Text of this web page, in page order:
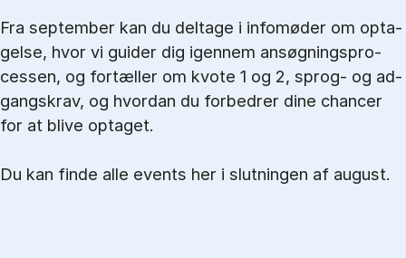
Fra september kan du del­tage i in­fo­mø­der om op­ta­
gel­se, hvor vi gu­i­der dig igen­nem an­søg­nings­pro­
ces­sen, og for­tæl­ler om kvo­te 1 og 2, sprog- og ad­
gangs­krav, og hvordan du forbedrer dine chancer
for at blive optaget.
Du kan finde alle events her i slutningen af august.